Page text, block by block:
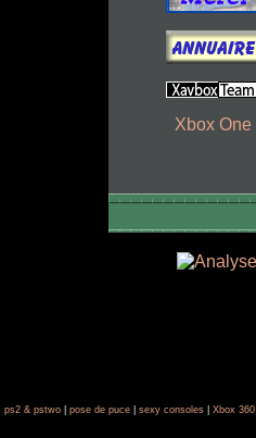
Xbox One
ps2 & pstwo
pose de puce sexy consoles Xbox 360